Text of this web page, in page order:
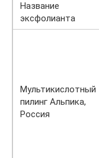
Название
эксфолианта
Мультикислотный
пилинг Альпика,
Россия